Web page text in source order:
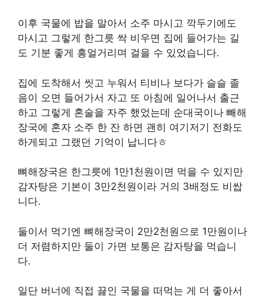
이후 국물에 밥을 말아서 소주 마시고 깍두기에도
마시고 그렇게 한그릇 싹 비우면 집에 들어가는 길
도 기분 좋게 흥얼거리며 걸을 수 있었습니다.
집에 도착해서 씻고 누워서 티비나 보다가 슬슬 졸
음이 오면 들어가서 자고 또 아침에 일어나서 출근
하고 그렇게 혼술을 자주 했었는데 순대국이나 빼해
장국에 혼자 소주 한 잔 하면 괜히 여기저기 전화도
하게되고 그랬던 기억이 납니다ㅎ
뼈해장국은 한그릇에 1만1천원이면 먹을 수 있지만
감자탕은 기본이 3만2천원이라 거의 3배정도 비쌉
니다.
둘이서 먹기엔 뼈해장국이 2만2천원으로 1만원이나
더 저렴하지만 둘이 가면 보통은 감자탕을 먹습니
다.
일단 버너에 직접 끓인 국물을 떠먹는 게 더 좋아서